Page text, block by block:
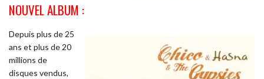
NOUVEL ALBUM :
Depuis plus de 25
ans et plus de 20
millions de
disques vendus,